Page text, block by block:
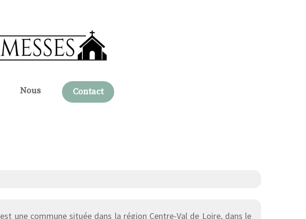
Nous Contact
est une commune située dans la région Centre-Val de Loire, dans le